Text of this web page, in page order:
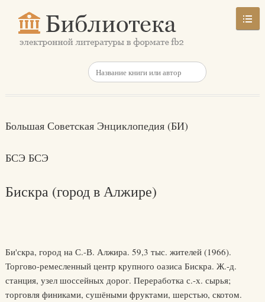
Большая Советская Энциклопедия (БИ)
БСЭ БСЭ
Бискра (город в Алжире)
Би'скра, город на С.-В. Алжира. 59,3 тыс. жителей (1966).
Торгово-ремесленный центр крупного оазиса Бискра. Ж.-д.
станция, узел шоссейных дорог. Переработка с.-х. сырья;
торговля финиками, сушёными фруктами, шерстью, скотом.